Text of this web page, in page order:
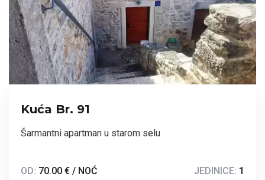
Kuća Br. 91
Šarmantni apartman u starom selu
OD: 70.00 € / NOĆ JEDINICE: 1